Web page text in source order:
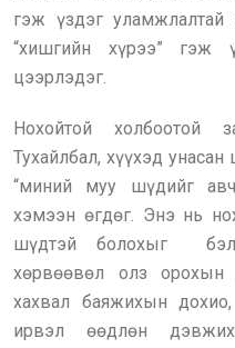
гэж үздэг уламжлалтай
“хишгийн хүрээ” гэж
цээрлэдэг.
Нохойтой холбоотой
Тухайлбал, хүүхэд
“миний муу шүдийг
хэмээн өгдөг. Энэ нь
шүдтэй болохыг
хөрвөөвөл олз
хахвал баяжихын
ирвэл өөдлөн